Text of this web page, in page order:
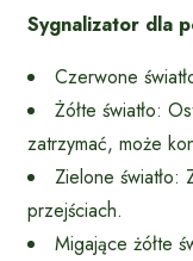
Sygnalizator dla
Czerwone
Żółte światło:
zatrzymać, może
Zielone światło:
przejściach.
Migające żółte